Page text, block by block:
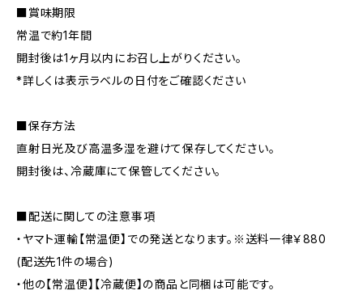
■賞味期限
常温で約1年間
開封後は1ヶ月以内にお召し上がりください。
*詳しくは表示ラベルの日付をご確認ください
■保存方法
直射日光及び高温多湿を避けて保存してください。
開封後は、冷蔵庫にて保管してください。
■配送に関しての注意事項
・ヤマト運輸【常温便】での発送となります。※送料一律￥880
(配送先1件の場合)
・他の【常温便】【冷蔵便】の商品と同梱は可能です。